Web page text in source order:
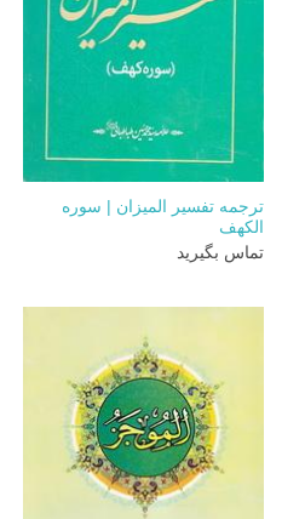
ترجمه تفسیر المیزان | سوره
الکهف
تماس بگیرید